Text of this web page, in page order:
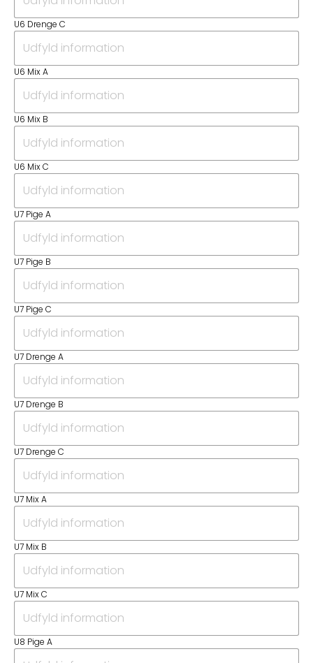
U6 Drenge C
U6 Mix A
U6 Mix B
U6 Mix C
U7 Pige A
U7 Pige B
U7 Pige C
U7 Drenge A
U7 Drenge B
U7 Drenge C
U7 Mix A
U7 Mix B
U7 Mix C
U8 Pige A